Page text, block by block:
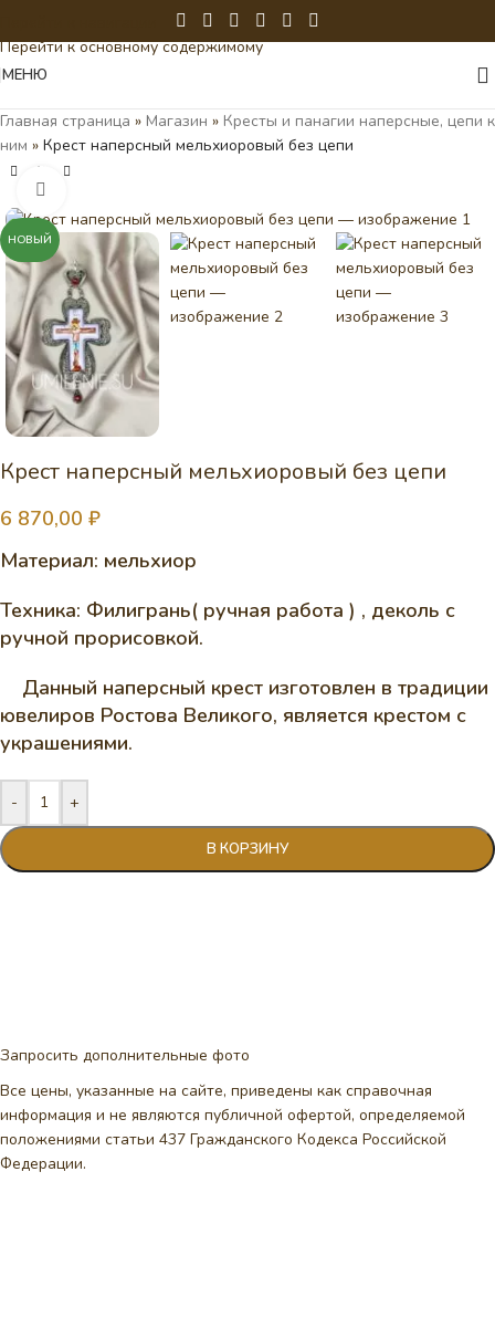
Перейти к основному содержимому
МЕНЮ
Главная страница » Магазин » Кресты и панагии наперсные, цепи к
ним » Крест наперсный мельхиоровый без цепи
НОВЫЙ
Крест наперсный мельхиоровый без цепи
6 870,00 ₽
Материал: мельхиор
Техника: Филигрань( ручная работа ) , деколь с
ручной прорисовкой.
Данный наперсный крест изготовлен в традиции
ювелиров Ростова Великого, является крестом с
украшениями.
- +
В КОРЗИНУ
Запросить дополнительные фото
Все цены, указанные на сайте, приведены как справочная
информация и не являются публичной офертой, определяемой
положениями статьи 437 Гражданского Кодекса Российской
Федерации.